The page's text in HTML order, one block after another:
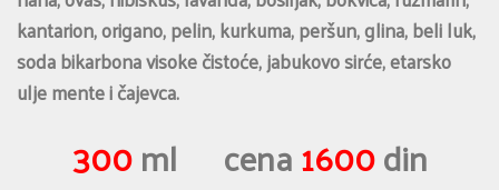
kantarion, origano, pelin, kurkuma, peršun, glina, beli luk,
soda bikarbona visoke čistoće, jabukovo sirće, etarsko
ulje mente i čajevca.
300ml cena1600din